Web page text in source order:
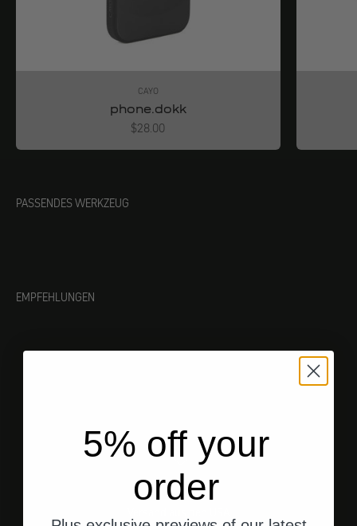
CAYO
phone.dokk
Angebot
$28.00
PASSENDES WERKZEUG
EMPFEHLUNGEN
5% off your
order